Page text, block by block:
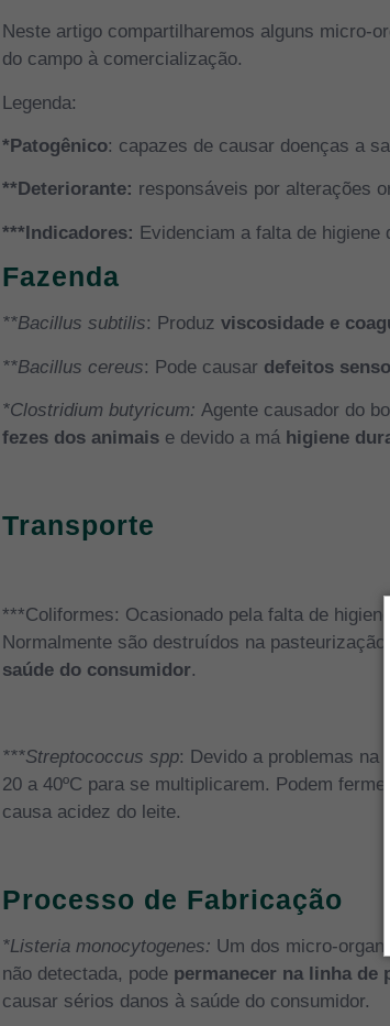
Neste artigo compartilharemos alguns micro-
do campo à comercialização.
Legenda:
*Patogênico: capazes de causar doenças a
**Deteriorante: responsáveis por alterações
***Indicadores: Evidenciam a falta de higiene
Fazenda
**Bacillus subtilis: Produz viscosidade e
**Bacillus cereus: Pode causar defeitos
*Clostridium butyricum: Agente causador do
fezes dos animais e devido a má higiene
Transporte
***Coliformes: Ocasionado pela falta de
Normalmente são destruídos na
saúde do consumidor.
***Streptococcus spp: Devido a problemas na
20 a 40ºC para se multiplicarem. Podem
causa acidez do leite.
Processo de Fabricação
*Listeria monocytogenes: Um dos micro-
não detectada, pode permanecer na linha de
causar sérios danos à saúde do consumidor.